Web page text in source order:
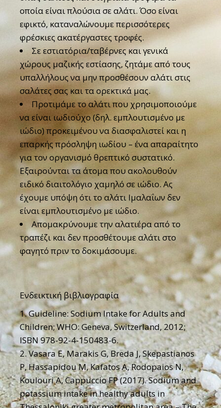
οποία είναι πλούσια σε αλάτι. Όσο είναι
εφικτό, καταναλώνουμε περισσότερες
φρέσκιες ακατέργαστες τροφές.
Σε εστιατόρια/ταβέρνες και γενικά
χώρους μαζικής εστίασης, ζητάμε από τους
υπαλλήλους να μην προσθέσουν αλάτι στις
σαλάτες σας και τα ορεκτικά μας.
Προτιμάμε το αλάτι που χρησιμοποιούμε
να είναι ιωδιούχο (δηλ. εμπλουτισμένο με
ιώδιο) προκειμένου να διασφαλιστεί και η
επαρκής πρόσληψη ιωδίου – ένα απαραίτητο
για τον οργανισμό θρεπτικό συστατικό.
Εξαιρούνται τα άτομα που ακολουθούν
ειδικό διαιτολόγιο χαμηλό σε ιώδιο. Ας
έχουμε υπόψη ότι το αλάτι Ιμαλαΐων δεν
είναι εμπλουτισμένο με ιώδιο.
Απομακρύνουμε την αλατιέρα από το
τραπέζι και δεν προσθέτουμε αλάτι στο
φαγητό πριν το δοκιμάσουμε.
Ενδεικτική βιβλιογραφία
Guideline: Sodium Intake for Adults and
Children; WHO: Geneva, Switzerland, 2012;
ISBN 978-92-4-150483-6.
Vasara E, Marakis G, Breda J, Skepastianos
P, Hassapidou M, Kafatos A, Rodopaios N,
Koulouri A, Cappuccio FP (2017). Sodium and
potassium intake in healthy adults in